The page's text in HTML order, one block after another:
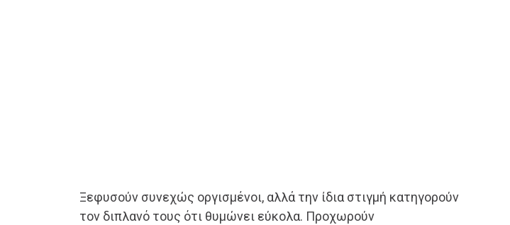
Ξεφυσούν συνεχώς οργισμένοι, αλλά την ίδια στιγμή κατηγορούν
τον διπλανό τους ότι θυμώνει εύκολα. Προχωρούν